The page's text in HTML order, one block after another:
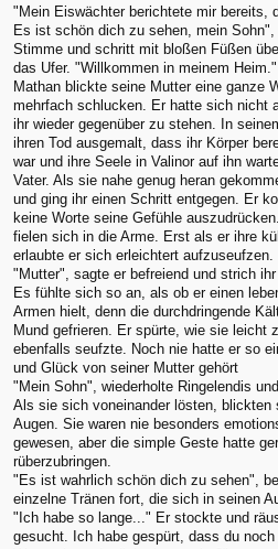
"Mein Eiswächter berichtete mir bereits,
Es ist schön dich zu sehen, mein
Stimme und schritt mit bloßen Füßen
das Ufer. "Willkommen in meinem Heim."
Mathan blickte seine Mutter eine ganze
mehrfach schlucken. Er hatte sich nicht
ihr wieder gegenüber zu stehen. In
ihren Tod ausgemalt, dass ihr Körper
war und ihre Seele in Valinor auf ihn
Vater. Als sie nahe genug heran
und ging ihr einen Schritt entgegen. Er
keine Worte seine Gefühle
fielen sich in die Arme. Erst als er ihre
erlaubte er sich erleichtert aufzuseufzen.
"Mutter", sagte er befreiend und strich ihr
Es fühlte sich so an, als ob er einen
Armen hielt, denn die durchdringende
Mund gefrieren. Er spürte, wie sie leicht
ebenfalls seufzte. Noch nie hatte er so
und Glück von seiner Mutter gehört
"Mein Sohn", wiederholte Ringelendis
Als sie sich voneinander lösten,
Augen. Sie waren nie besonders
gewesen, aber die simple Geste hatte
rüberzubringen.
"Es ist wahrlich schön dich zu sehen",
einzelne Tränen fort, die sich in seinen
"Ich habe so lange..." Er stockte und
gesucht. Ich habe gespürt, dass du noch